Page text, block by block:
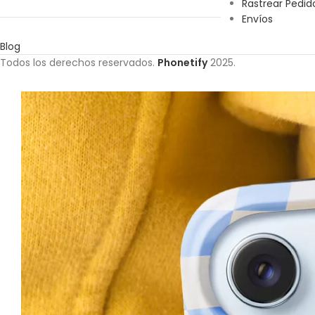
Blog
Rastrear
Envíos
Todos los derechos reservados. Phonetify2025.